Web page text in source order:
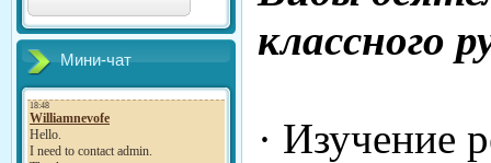
Мини-чат
классного
· Изучение